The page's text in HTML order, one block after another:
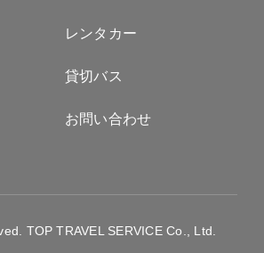
レンタカー
貸切バス
お問い合わせ
TOP TRAVEL SERVICE Co., Ltd.